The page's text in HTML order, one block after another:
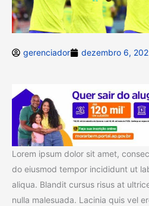
gerenciador dezembro 6,
Lorem ipsum dolor sit amet,
do eiusmod tempor incididunt ut
aliqua. Blandit cursus risus at
nulla malesuada. Lacinia quis vel